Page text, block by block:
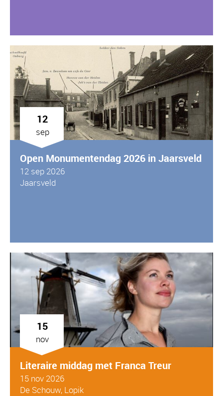
12
sep
Open Monumentendag 2026 in Jaarsveld
12 sep 2026
Jaarsveld
15
nov
Literaire middag met Franca Treur
15 nov 2026
De Schouw, Lopik